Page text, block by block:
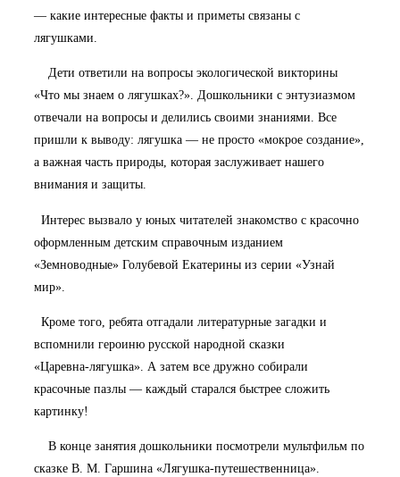
— какие интересные факты и приметы связаны с
лягушками.
Дети ответили на вопросы экологической викторины
«Что мы знаем о лягушках?». Дошкольники с энтузиазмом
отвечали на вопросы и делились своими знаниями. Все
пришли к выводу: лягушка — не просто «мокрое создание»,
а важная часть природы, которая заслуживает нашего
внимания и защиты.
Интерес вызвало у юных читателей знакомство с красочно
оформленным детским справочным изданием
«Земноводные» Голубевой Екатерины из серии «Узнай
мир».
Кроме того, ребята отгадали литературные загадки и
вспомнили героиню русской народной сказки
«Царевна‑лягушка». А затем все дружно собирали
красочные пазлы — каждый старался быстрее сложить
картинку!
В конце занятия дошкольники посмотрели мультфильм по
сказке В. М. Гаршина «Лягушка‑путешественница».